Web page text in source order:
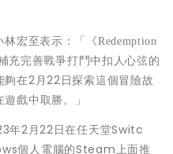
宏至表示：「
《Redemption
充完善戰爭打鬥中扣人心弦的
在2月22日探索這個冒險故
戲中取勝。」
年2月22日在任天堂Switc
個人電腦的Steam上面推